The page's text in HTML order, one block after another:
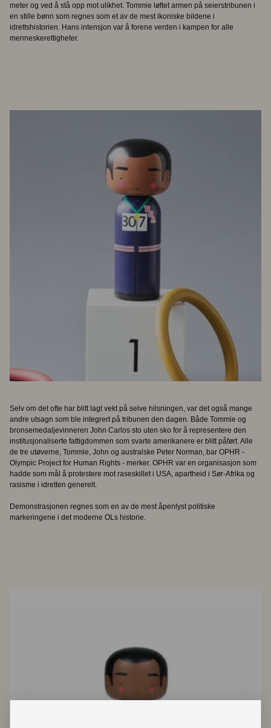
meter og ved å stå opp mot ulikhet. Tommie løftet armen på seierstribunen i
en stille bønn som regnes som et av de mest ikoniske bildene i
idrettshistorien. Hans intensjon var å forene verden i kampen for alle
menneskerettigheter.
Selv om det ofte har blitt lagt vekt på selve hilsningen, var det også mange
andre utsagn som ble integrert på tribunen den dagen. Både Tommie og
bronsemedaljevinneren John Carlos sto uten sko for å representere den
institusjonaliserte fattigdommen som svarte amerikanere er blitt påført. Alle
de tre utøverne, Tommie, John og australske Peter Norman, bar OPHR -
Olympic Project for Human Rights - merker. OPHR var en organisasjon som
hadde som mål å protestere mot raseskillet i USA, apartheid i Sør-Afrika og
rasisme i idretten generelt.
Demonstrasjonen regnes som en av de mest åpenlyst politiske
markeringene i det moderne OLs historie.